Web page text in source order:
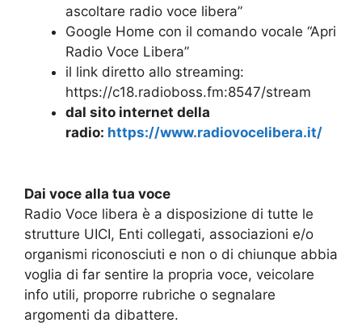
ascoltare radio voce libera”
Google Home con il comando vocale “Apri
Radio Voce Libera”
il link diretto allo streaming:
https://c18.radioboss.fm:8547/stream
dal sito internet della
radio: https://www.radiovocelibera.it/
Dai voce alla tua voce
Radio Voce libera è a disposizione di tutte le
strutture UICI, Enti collegati, associazioni e/o
organismi riconosciuti e non o di chiunque abbia
voglia di far sentire la propria voce, veicolare
info utili, proporre rubriche o segnalare
argomenti da dibattere.